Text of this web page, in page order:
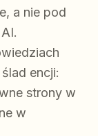
a nie pod
encji:
strony w
w